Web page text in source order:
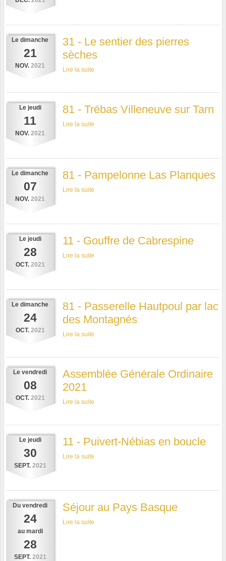
Le dimanche
21
NOV. 2021
31 - Le sentier des pierres
sèches
Lire la suite
Le jeudi
11
NOV. 2021
81 - Trébas Villeneuve sur Tarn
Lire la suite
Le dimanche
07
NOV. 2021
81 - Pampelonne Las Planques
Lire la suite
Le jeudi
28
OCT. 2021
11 - Gouffre de Cabrespine
Lire la suite
Le dimanche
24
OCT. 2021
81 - Passerelle Hautpoul par lac
des Montagnés
Lire la suite
Le vendredi
08
OCT. 2021
Assemblée Générale Ordinaire
2021
Lire la suite
Le jeudi
30
SEPT. 2021
11 - Puivert-Nébias en boucle
Lire la suite
Du vendredi
24
au mardi
28
SEPT. 2021
Séjour au Pays Basque
Lire la suite